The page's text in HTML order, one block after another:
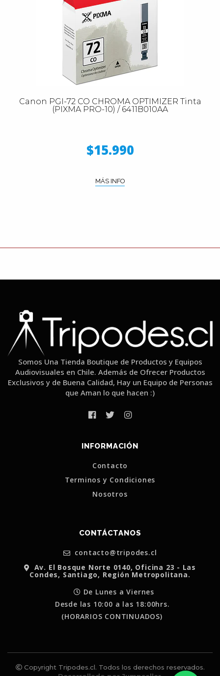
Canon PGI-72 CO CHROMA OPTIMIZER Tinta
(PIXMA PRO-10) / 6411B010AA
$15.990
MÁS INFO
Somos Una Tienda Boutique de Productos y Equipos
Audiovisuales en Chile. Además de Ofrecer Productos
Exclusivos y de Buena Calidad, Hay un Equipo de Personas
que Aman lo que hacen :)
INFORMACIÓN
Contacto
Terminos y Condiciones
Nosotros
CONTÁCTANOS
contacto@tripodes.cl
Av. El Bosque Norte 0140, Oficina 23 - Las
Condes, Santiago, Región Metropolitana.
De Lunes a Viernes
Desde las 10:00 a las 18:00hrs.
(HORARIOS CONTINUADOS)
Copyright Tripodes.cl. Todos los derechos reservados.